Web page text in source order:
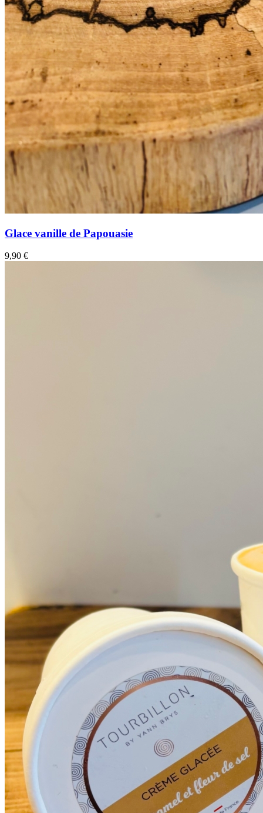
Glace vanille de Papouasie
9,90 €